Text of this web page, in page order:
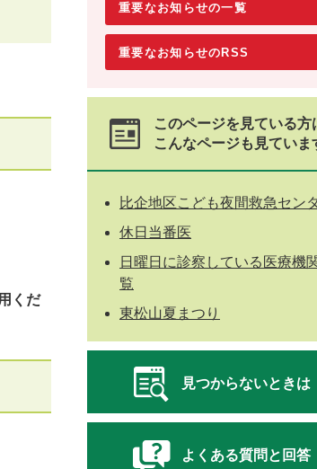
くだ
重要なお知らせの一覧
重要なお知らせのRSS
このページを見ている方
こんなページも見ていま
比企地区こども夜間救急セン
休日当番医
日曜日に診察している医療機
覧
東松山夏まつり
見つからないときは
よくある質問と回答